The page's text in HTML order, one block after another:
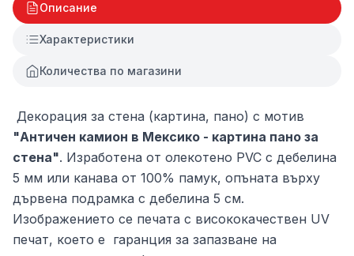
Описание
Характеристики
Количества по магазини
Декорация за стена (картина, пано) с мотив
"Античен камион в Мексико - картина пано за
стена". Изработена от олекотено PVC с дебелина
5 мм или канава от 100% памук, опъната върху
дървена подрамка с дебелина 5 см.
Изображението се печата с висококачествен UV
печат, което е гаранция за запазване на